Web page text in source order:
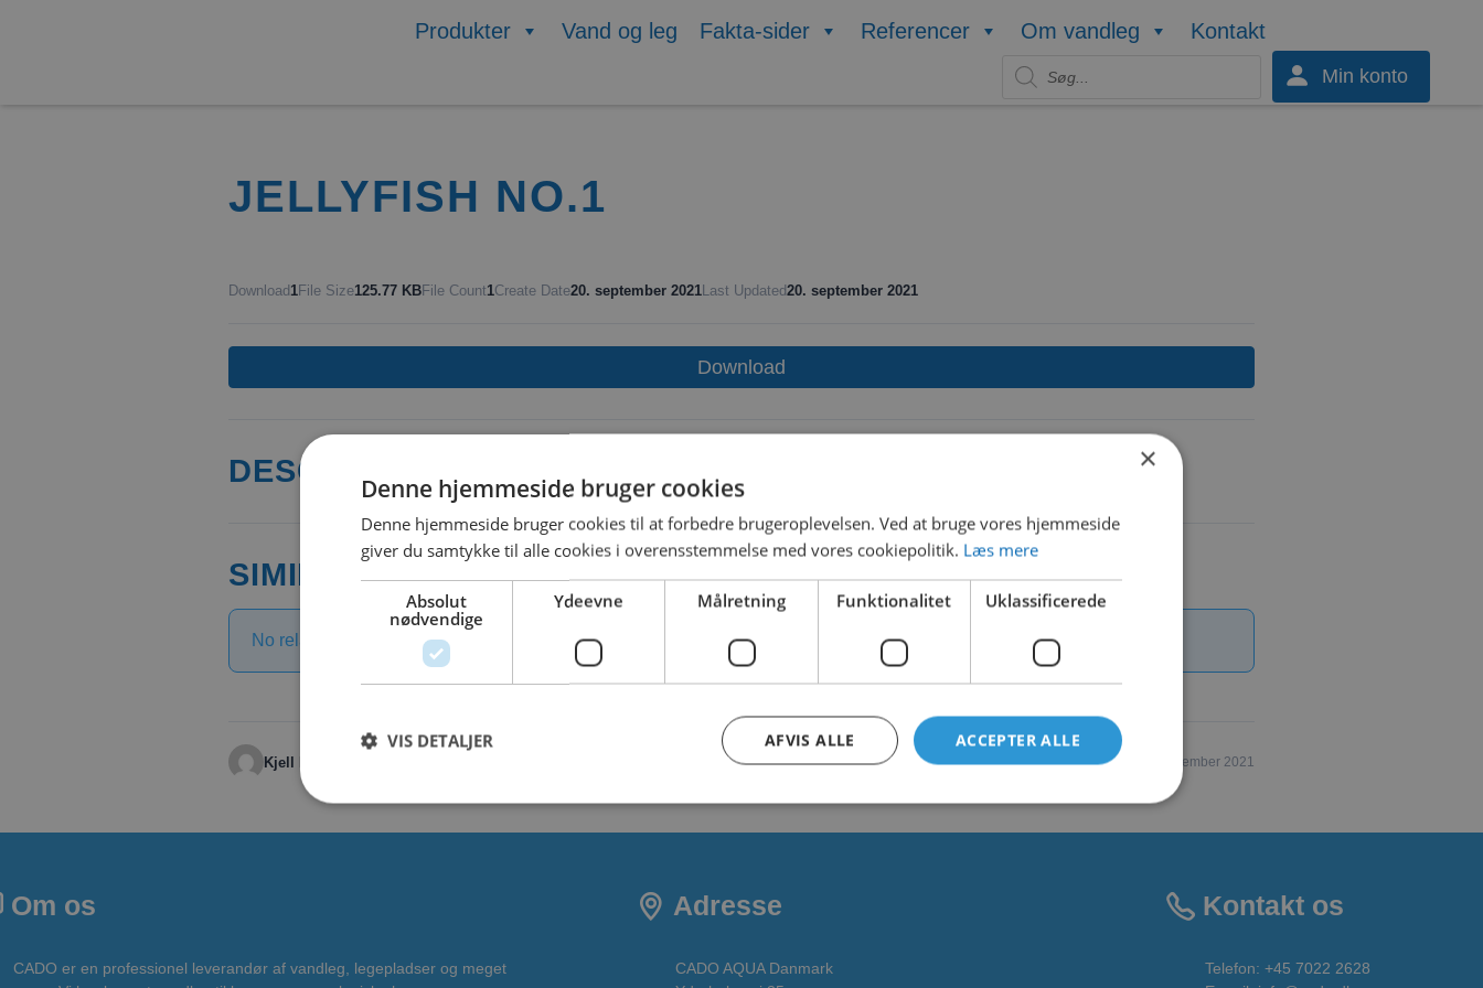
Produkter Vand og leg Fakta-sider Referencer Om vandleg Kontakt
Min konto
JELLYFISH NO.1
Download 1File Size125.77 KBFile Count1Create Date20. september 2021Last Updated20. september 2021
Download
DESCRIPTION
SIMILAR DOWNLOADS
No related download found!
Kjell Parmborn Updated 20. september 2021
Om os
CADO er en professionel leverandør af vandleg, legepladser og meget
Adresse
CADO AQUA Danmark
Kontakt os
Telefon: +45 7022 2628
×
Denne hjemmeside bruger cookies
Denne hjemmeside bruger cookies til at forbedre brugeroplevelsen. Ved at bruge vores hjemmeside
giver du samtykke til alle cookies i overensstemmelse med vores cookiepolitik. Læs mere
Absolut
nødvendige
Ydeevne Målretning Funktionalitet Uklassificerede
ACCEPTER ALLE
AFVIS ALLE
VIS DETALJER